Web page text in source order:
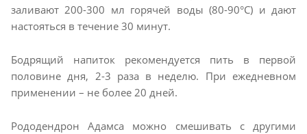
заливают 200-300 мл горячей воды (80-90°C) и дают
настояться в течение 30 минут.
Бодрящий напиток рекомендуется пить в первой
половине дня, 2-3 раза в неделю. При ежедневном
применении – не более 20 дней.
Рододендрон Адамса можно смешивать с другими